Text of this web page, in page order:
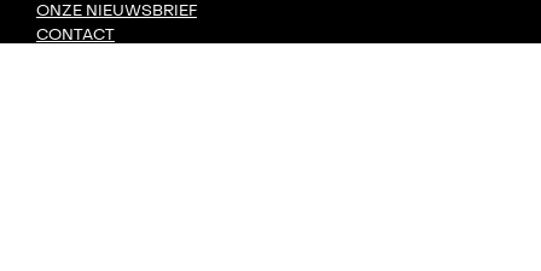
ONZE NIEUWSBRIEF
CONTACT